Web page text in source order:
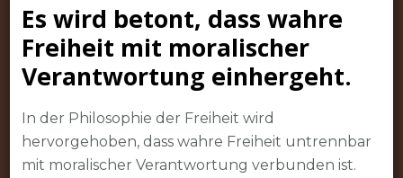
Es wird betont, dass wahre
Freiheit mit moralischer
Verantwortung einhergeht.
In der Philosophie der Freiheit wird
hervorgehoben, dass wahre Freiheit untrennbar
mit moralischer Verantwortung verbunden ist.